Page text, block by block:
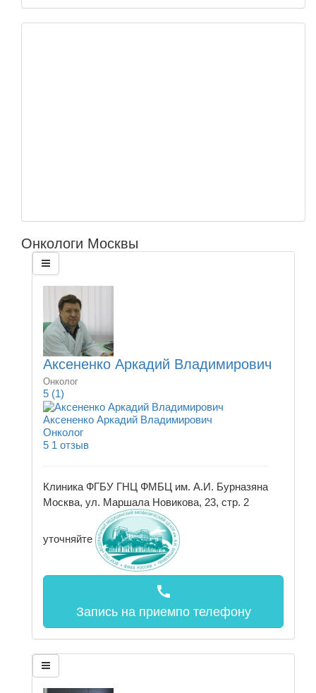
Онкологи Москвы
Аксененко Аркадий Владимирович
Онколог
5 (1)
Аксененко Аркадий Владимирович
Онколог
5 1 отзыв
Клиника ФГБУ ГНЦ ФМБЦ им. А.И. Бурназяна
Москва, ул. Маршала Новикова, 23, стр. 2
уточняйте
call
Запись на приемпо телефону